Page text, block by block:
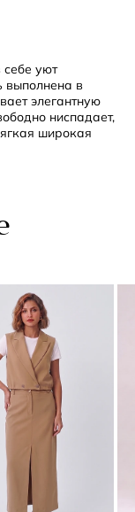
себе уют
выполнена в
элегантную
ниспадает,
широкая
особенно
формы,